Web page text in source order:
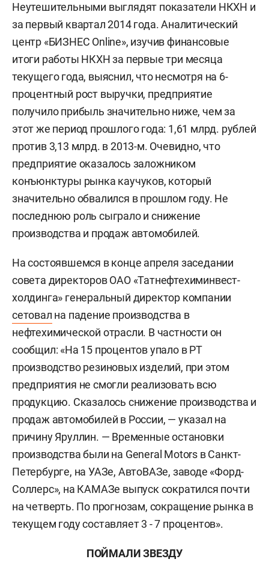
Неутешительными выглядят показатели НКХН и
за первый квартал 2014 года. Аналитический
центр «БИЗНЕС Online», изучив финансовые
итоги работы НКХН за первые три месяца
текущего года, выяснил, что несмотря на 6-
процентный рост выручки, предприятие
получило прибыль значительно ниже, чем за
этот же период прошлого года: 1,61 млрд. рублей
против 3,13 млрд. в 2013-м. Очевидно, что
предприятие оказалось заложником
конъюнктуры рынка каучуков, который
значительно обвалился в прошлом году. Не
последнюю роль сыграло и снижение
производства и продаж автомобилей.
На состоявшемся в конце апреля заседании
совета директоров ОАО «Татнефтехиминвест-
холдинга» генеральный директор компании
сетовал на падение производства в
нефтехимической отрасли. В частности он
сообщил: «На 15 процентов упало в РТ
производство резиновых изделий, при этом
предприятия не смогли реализовать всю
продукцию. Сказалось снижение производства и
продаж автомобилей в России, — указал на
причину Яруллин. — Временные остановки
производства были на General Motors в Санкт-
Петербурге, на УАЗе, АвтоВАЗе, заводе «Форд-
Соллерс», на КАМАЗе выпуск сократился почти
на четверть. По прогнозам, сокращение рынка в
текущем году составляет 3 - 7 процентов».
ПОЙМАЛИ ЗВЕЗДУ